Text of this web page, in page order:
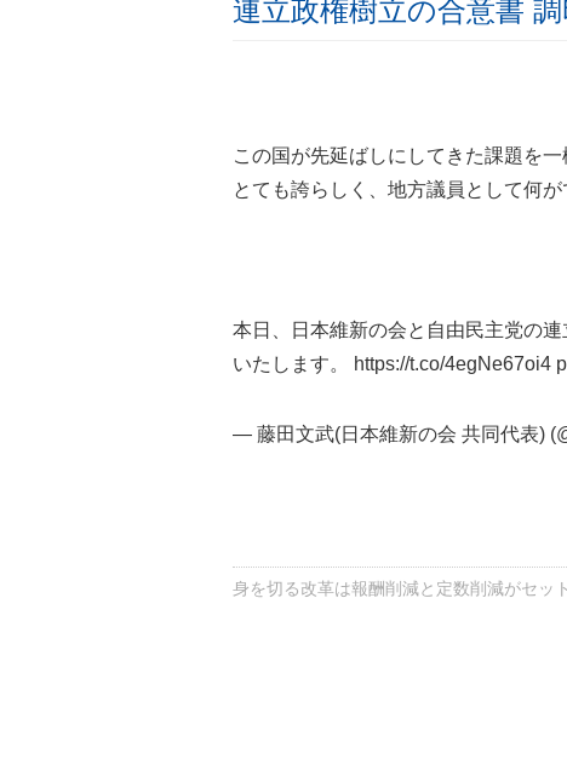
連立政権樹立の合意書 調
この国が先延ばしにしてきた課題を
とても誇らしく、地方議員として何
本日、日本維新の会と自由民主党の
いたします。
https://t.co/4egNe67oi4
— 藤田文武(日本維新の会 共同代表)
身を切る改革は報酬削減と定数削減がセット